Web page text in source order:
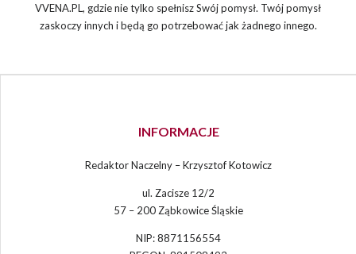
VVENA.PL, gdzie nie tylko spełnisz Swój pomysł. Twój pomysł
zaskoczy innych i będą go potrzebować jak żadnego innego.
INFORMACJE
Redaktor Naczelny – Krzysztof Kotowicz
ul. Zacisze 12/2
57 – 200 Ząbkowice Śląskie
NIP: 8871156554